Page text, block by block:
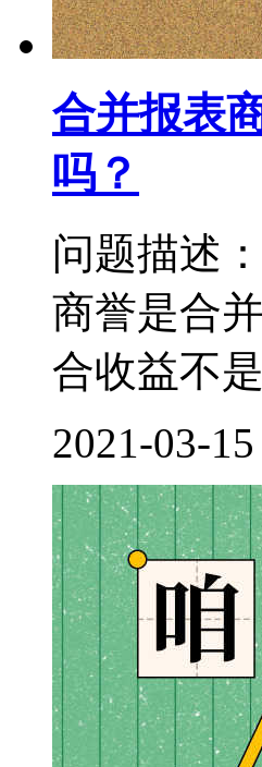
合并报表
吗？
问题描述
商誉是合
合收益不
2021-03-15